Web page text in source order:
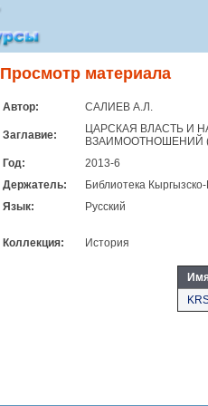
Просмотр материала
Автор: САЛИЕВ А.Л.
Заглавие:
ЦАРСКАЯ ВЛАСТЬ И
ВЗАИМООТНОШЕНИЙ
Год:
2013-6
Держатель:
Библиотека
Язык:
Русский
Коллекция: История